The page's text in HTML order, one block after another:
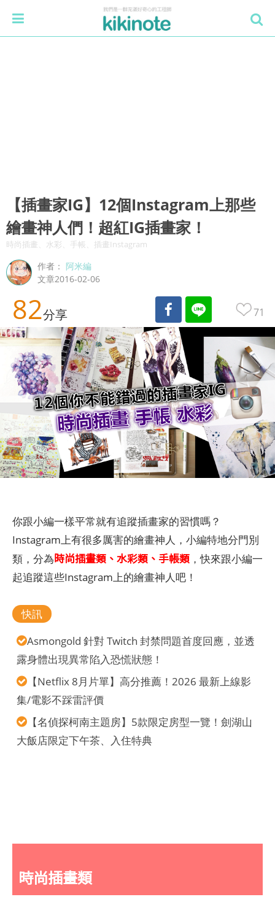
【插畫家IG】12個Instagram上那些
繪畫神人們！超紅IG插畫家！
時尚插畫、水彩、手帳、插畫Instagram
作者： 阿米編
文章2016-02-06
82分享 71
你跟小編一樣平常就有追蹤插畫家的習慣嗎？
Instagram上有很多厲害的繪畫神人，小編特地分門別
類，分為時尚插畫類、水彩類、手帳類 ，快來跟小編一
起追蹤這些Instagram上的繪畫神人吧！
快訊
Asmongold 針對 Twitch 封禁問題首度回應，並透
露身體出現異常陷入恐慌狀態！
【Netflix 8月片單】高分推薦！2026 最新上線影
集/電影不踩雷評價
【名偵探柯南主題房】5款限定房型一覽！劍湖山
大飯店限定下午茶、入住特典
時尚插畫類